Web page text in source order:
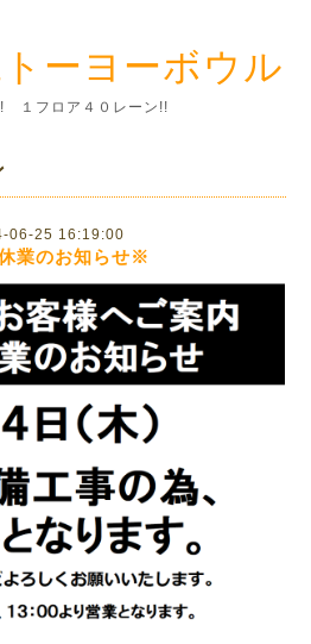
ーヨーボウル
１フロア４０レーン!!
06-25 16:19:00
業のお知らせ※